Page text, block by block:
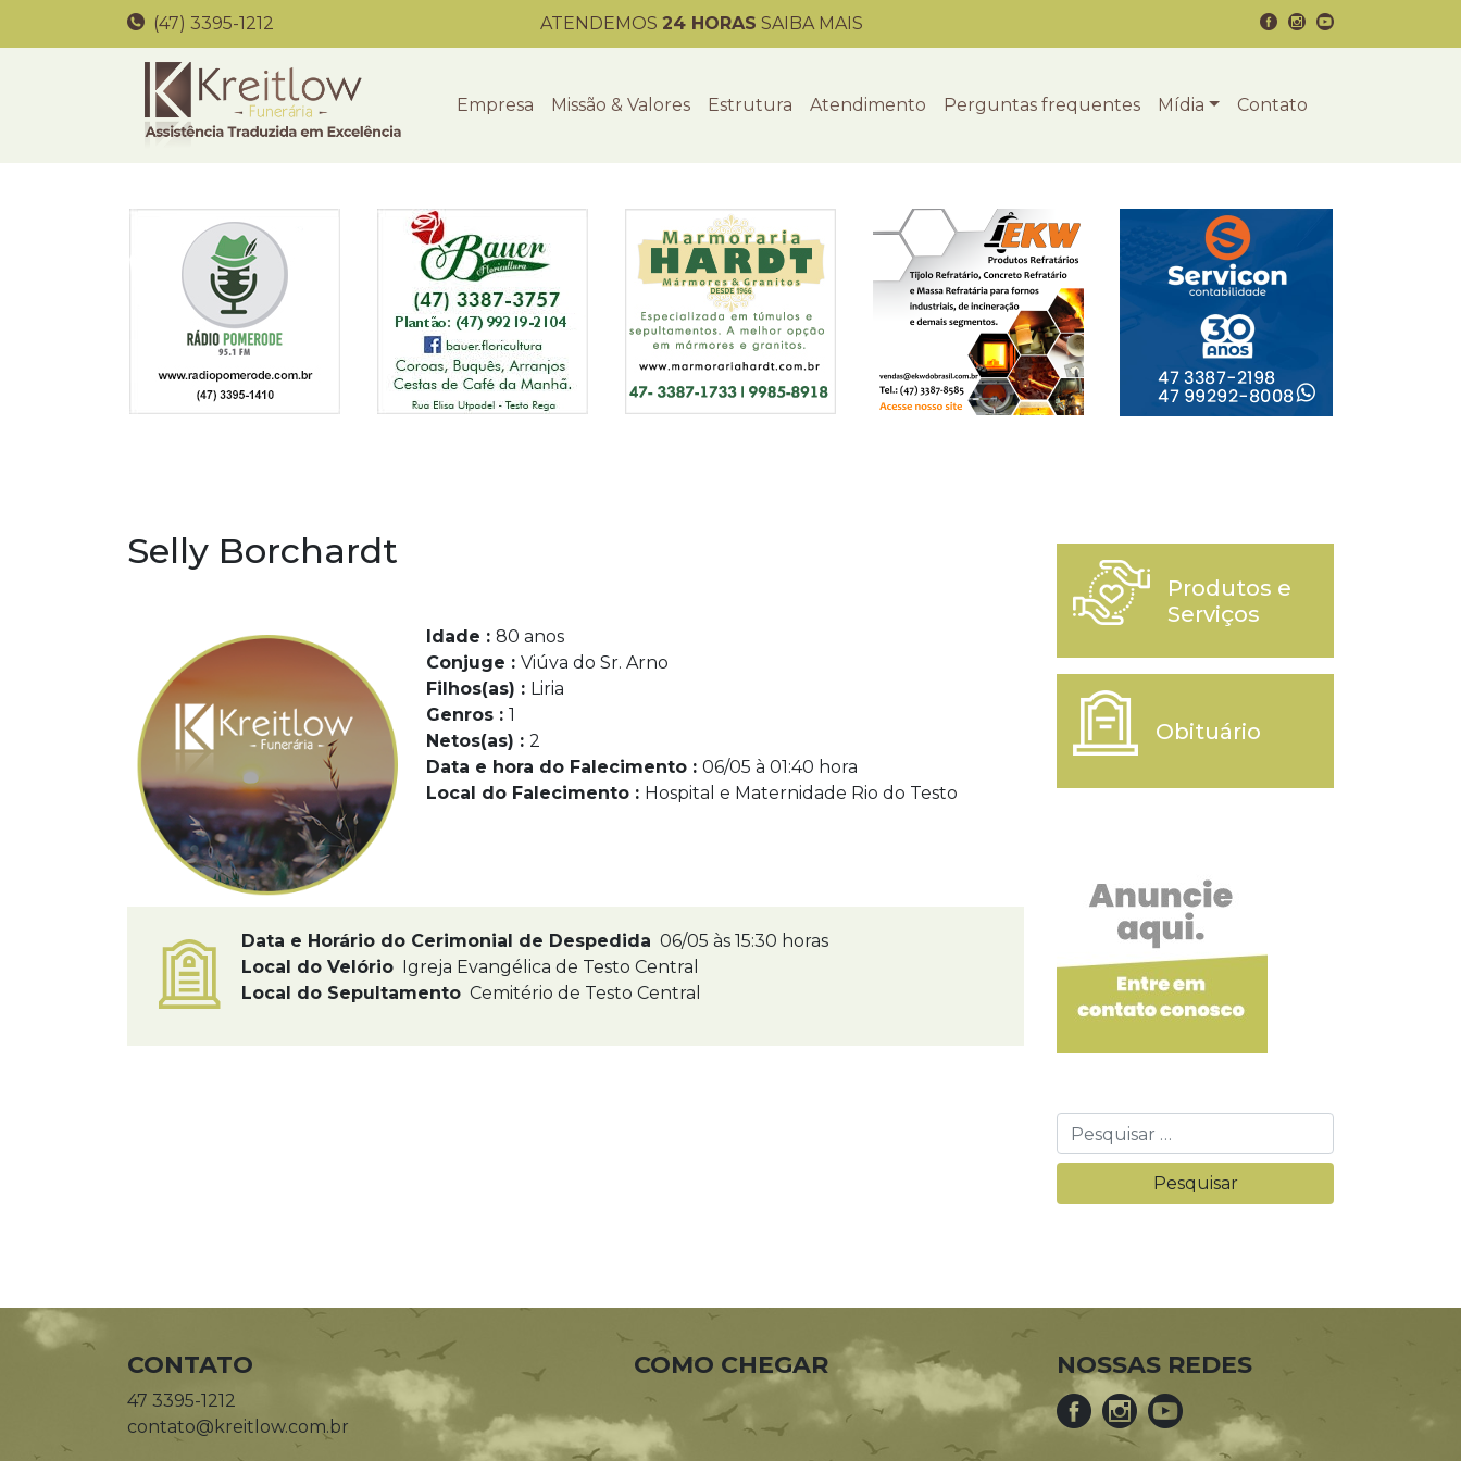
(47) 3395-1212 ATENDEMOS 24 HORAS SAIBA MAIS
Empresa Missão & Valores Estrutura Atendimento Perguntas frequentes Mídia Contato
Selly Borchardt
Idade : 80 anos
Conjuge : Viúva do Sr. Arno
Filhos(as) : Liria
Genros : 1
Netos(as) : 2
Data e hora do Falecimento : 06/05 à 01:40 hora
Local do Falecimento : Hospital e Maternidade Rio do Testo
Data e Horário do Cerimonial de Despedida 06/05 às 15:30 horas
Local do Velório Igreja Evangélica de Testo Central
Local do Sepultamento Cemitério de Testo Central
Produtos e
Serviços
Obituário
CONTATO
47 3395-1212
contato@kreitlow.com.br
COMO CHEGAR NOSSAS REDES